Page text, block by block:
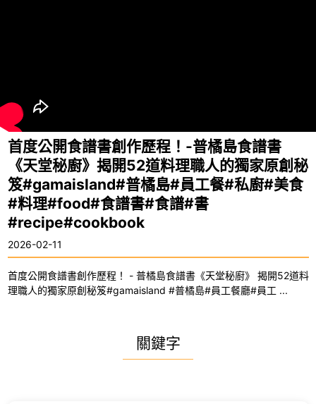
首度公開食譜書創作歷程！-普橘島食譜書
《天堂秘廚》揭開52道料理職人的獨家原創秘
笈#gamaisland#普橘島#員工餐#私廚#美食
#料理#food#食譜書#食譜#書
#recipe#cookbook
2026-02-11
首度公開食譜書創作歷程！ - 普橘島食譜書《天堂秘廚》 揭開52道料
理職人的獨家原創秘笈#gamaisland #普橘島#員工餐廳#員工 ...
關鍵字